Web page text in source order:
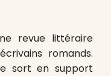
revue littéraire
romands.
sort en support